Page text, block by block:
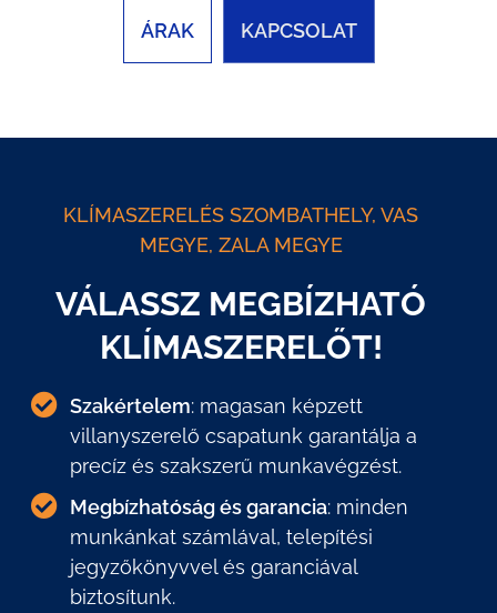
ÁRAK KAPCSOLAT
KLÍMASZERELÉS SZOMBATHELY, VAS
MEGYE, ZALA MEGYE
VÁLASSZ MEGBÍZHATÓ
KLÍMASZERELŐT!
Szakértelem: magasan képzett
villanyszerelő csapatunk garantálja a
precíz és szakszerű munkavégzést.
Megbízhatóság és garancia: minden
munkánkat számlával, telepítési
jegyzőkönyvvel és garanciával
biztosítunk.